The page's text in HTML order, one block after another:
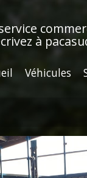
à
Véhicules